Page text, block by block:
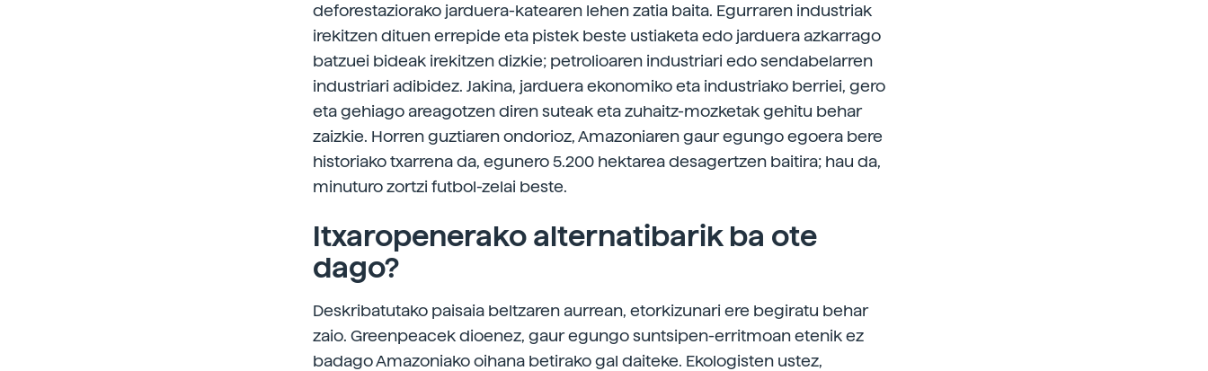
deforestaziorako jarduera-katearen lehen zatia baita. Egurraren industriak
irekitzen dituen errepide eta pistek beste ustiaketa edo jarduera azkarrago
batzuei bideak irekitzen dizkie; petrolioaren industriari edo sendabelarren
industriari adibidez. Jakina, jarduera ekonomiko eta industriako berriei, gero
eta gehiago areagotzen diren suteak eta zuhaitz-mozketak gehitu behar
zaizkie. Horren guztiaren ondorioz, Amazoniaren gaur egungo egoera bere
historiako txarrena da, egunero 5.200 hektarea desagertzen baitira; hau da,
minuturo zortzi futbol-zelai beste.
Itxaropenerako alternatibarik ba ote
dago?
Deskribatutako paisaia beltzaren aurrean, etorkizunari ere begiratu behar
zaio. Greenpeacek dioenez, gaur egungo suntsipen-erritmoan etenik ez
badago Amazoniako oihana betirako gal daiteke. Ekologisten ustez,